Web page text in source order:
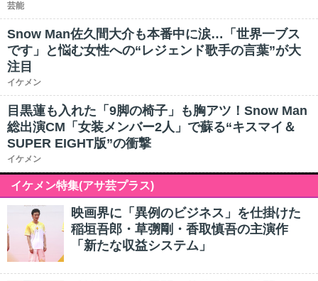
芸能
Snow Man佐久間大介も本番中に涙…「世界一ブス
です」と悩む女性への“レジェンド歌手の言葉”が大
注目
イケメン
目黒蓮も入れた「9脚の椅子」も胸アツ！Snow Man
総出演CM「女装メンバー2人」で蘇る“キスマイ＆
SUPER EIGHT版”の衝撃
イケメン
イケメン特集(アサ芸プラス)
映画界に「異例のビジネス」を仕掛けた
稲垣吾郎・草彅剛・香取慎吾の主演作
「新たな収益システム」